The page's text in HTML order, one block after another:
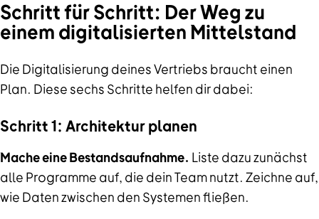
Schritt für Schritt: Der Weg zu
einem digitalisierten Mittelstand
Die Digitalisierung deines Vertriebs braucht einen
Plan. Diese sechs Schritte helfen dir dabei:
Schritt 1: Architektur planen
Mache eine Bestandsaufnahme. Liste dazu zunächst
alle Programme auf, die dein Team nutzt. Zeichne auf,
wie Daten zwischen den Systemen fließen.